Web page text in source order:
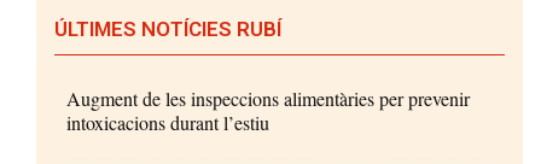
ÚLTIMES NOTÍCIES RUBÍ
Augment de les inspeccions alimentàries per prevenir
intoxicacions durant l’estiu